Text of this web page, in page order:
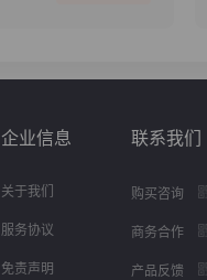
企业信息
关于我们
服务协议
免责声明
联系我们
购买咨询
商务合作
产品反馈